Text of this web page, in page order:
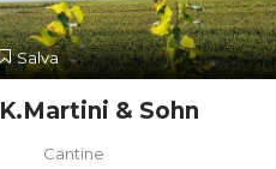
Salva
K.Martini & Sohn
Cantine